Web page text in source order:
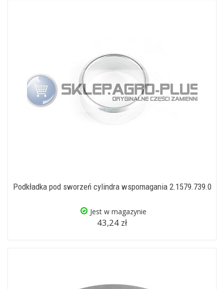
Podkładka pod sworzeń cylindra wspomagania 2.1579.739.0
Jest w magazynie
43,24 zł